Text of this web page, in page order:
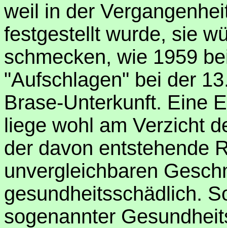
weil in der
festgestellt wurde, sie
schmecken, wie 1959
"Aufschlagen" bei der
Brase-Unterkunft. Eine
liege wohl am Verzicht
der davon entstehende
unvergleichbaren
gesundheitsschädlich.
sogenannter